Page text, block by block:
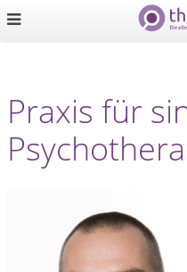
Praxis für